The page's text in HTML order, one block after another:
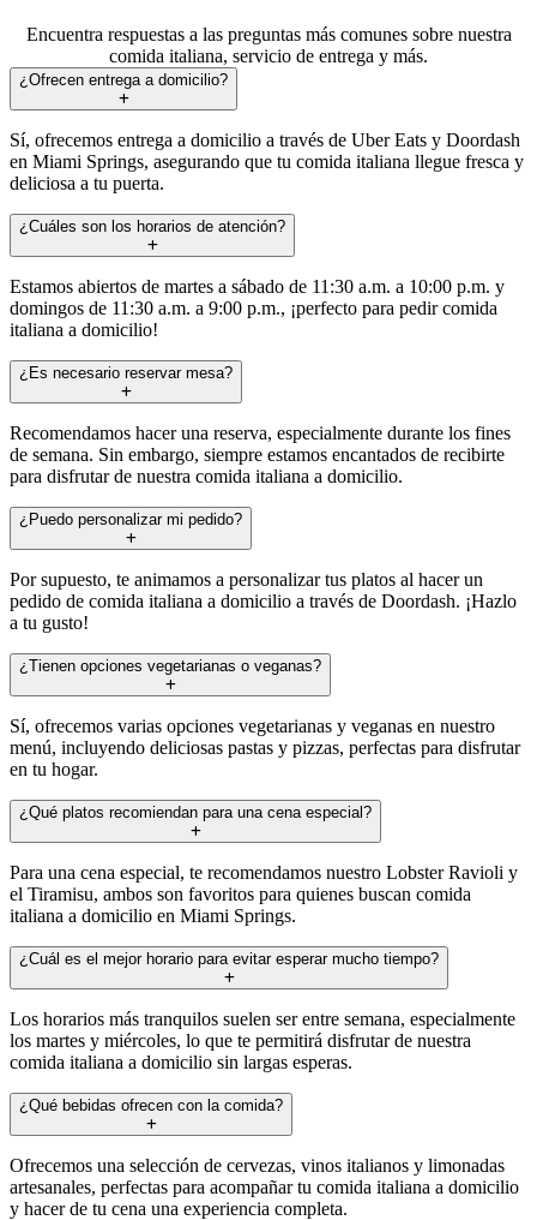
Encuentra respuestas a las preguntas más comunes sobre nuestra
comida italiana, servicio de entrega y más.
¿Ofrecen entrega a domicilio?
Sí, ofrecemos entrega a domicilio a través de Uber Eats y Doordash
en Miami Springs, asegurando que tu comida italiana llegue fresca y
deliciosa a tu puerta.
¿Cuáles son los horarios de atención?
Estamos abiertos de martes a sábado de 11:30 a.m. a 10:00 p.m. y
domingos de 11:30 a.m. a 9:00 p.m., ¡perfecto para pedir comida
italiana a domicilio!
¿Es necesario reservar mesa?
Recomendamos hacer una reserva, especialmente durante los fines
de semana. Sin embargo, siempre estamos encantados de recibirte
para disfrutar de nuestra comida italiana a domicilio.
¿Puedo personalizar mi pedido?
Por supuesto, te animamos a personalizar tus platos al hacer un
pedido de comida italiana a domicilio a través de Doordash. ¡Hazlo
a tu gusto!
¿Tienen opciones vegetarianas o veganas?
Sí, ofrecemos varias opciones vegetarianas y veganas en nuestro
menú, incluyendo deliciosas pastas y pizzas, perfectas para disfrutar
en tu hogar.
¿Qué platos recomiendan para una cena especial?
Para una cena especial, te recomendamos nuestro Lobster Ravioli y
el Tiramisu, ambos son favoritos para quienes buscan comida
italiana a domicilio en Miami Springs.
¿Cuál es el mejor horario para evitar esperar mucho tiempo?
Los horarios más tranquilos suelen ser entre semana, especialmente
los martes y miércoles, lo que te permitirá disfrutar de nuestra
comida italiana a domicilio sin largas esperas.
¿Qué bebidas ofrecen con la comida?
Ofrecemos una selección de cervezas, vinos italianos y limonadas
artesanales, perfectas para acompañar tu comida italiana a domicilio
y hacer de tu cena una experiencia completa.